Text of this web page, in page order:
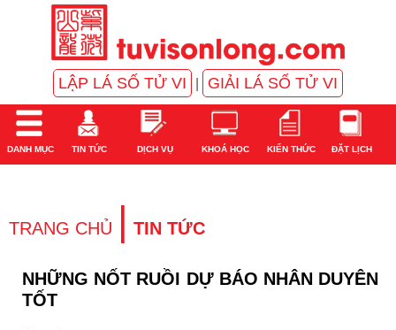
LẬP LÁ SỐ TỬ VI GIẢI LÁ SỐ TỬ VI
DANH MỤC TIN TỨC DỊCH VỤ KHOÁ HỌC KIẾN THỨC ĐẶT LỊCH
TRANG CHỦ | TIN TỨC
NHỮNG NỐT RUỒI DỰ BÁO NHÂN DUYÊN
TỐT